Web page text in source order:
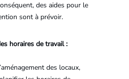
des aides pour le
sont à prévoir.
horaires de travail :
des locaux,